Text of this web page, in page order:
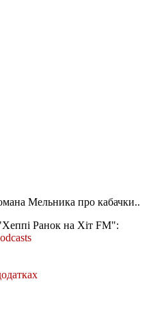
Мельника про кабачки..
Ранок на Хіт FM":